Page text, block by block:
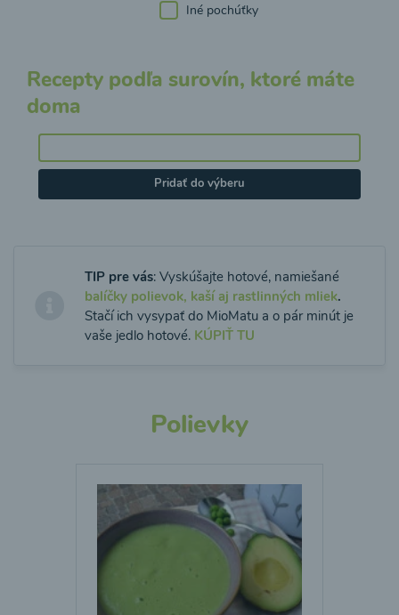
Iné pochúťky
Recepty podľa surovín, ktoré máte
doma
Pridať do výberu
TIP pre vás: Vyskúšajte hotové, namiešané
balíčky polievok, kaší aj rastlinných mliek.
Stačí ich vysypať do MioMatu a o pár minút je
vaše jedlo hotové. KÚPIŤ TU
Polievky